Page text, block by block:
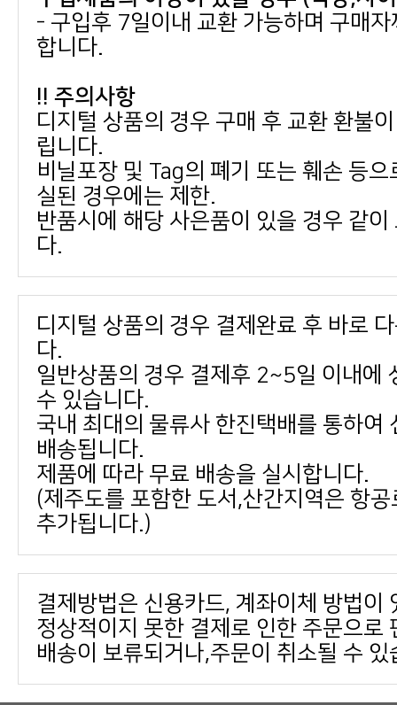
합니다.
!! 주의사항
립니다.
실된 경우에는 제한.
다.
다.
수 있습니다.
배송됩니다.
제품에 따라 무료 배송을 실시합니다.
추가됩니다.)
결제방법은 신용카드, 계좌이체 방법이
배송이 보류되거나,주문이 취소될 수 있